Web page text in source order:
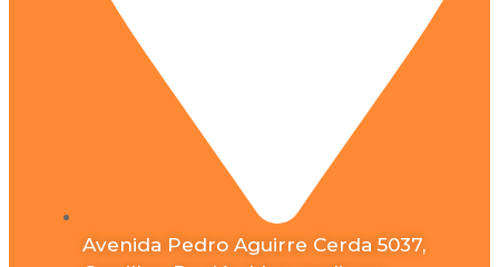
Avenida Pedro Aguirre Cerda 5037,